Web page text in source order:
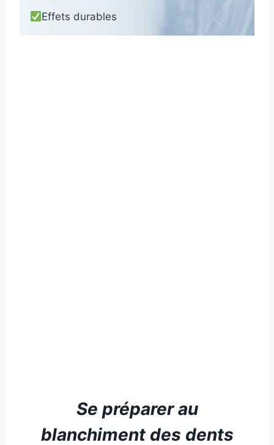
Effets durables
Se préparer au
blanchiment des dents